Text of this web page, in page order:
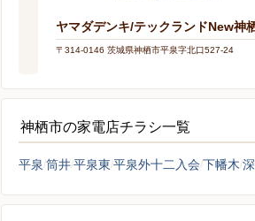
ヤマダデンキ/テックランドNew神
〒314-0146 茨城県神栖市平泉字北口527-24
神栖市の家電店チラシ一覧
平泉 筒井平泉東 平泉外十二入会 下幡木